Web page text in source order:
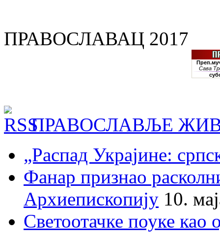
ПРАВОСЛАВАЦ 2017
ПРАВОСЛАВЉЕ
„Распад Украјине:
Фанар признао
Архиепископију 10.
Светоотачке поуке као